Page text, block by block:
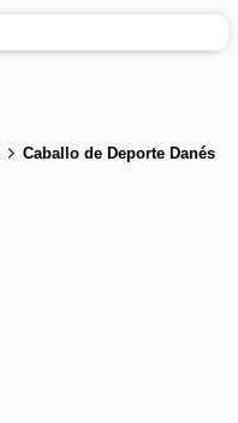
Caballo de Deporte Danés